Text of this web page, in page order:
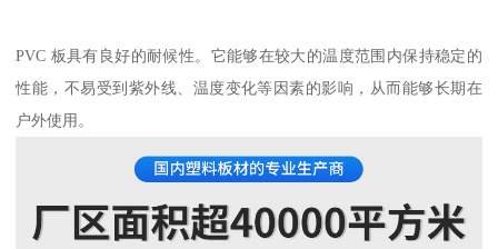
PVC 板具有良好的耐候性。它能够在较大的温度范围内保持稳定的
性能，不易受到紫外线、温度变化等因素的影响，从而能够长期在
户外使用。